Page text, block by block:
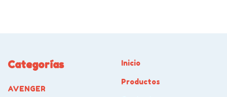
Categorías
AVENGER
Inicio
Productos